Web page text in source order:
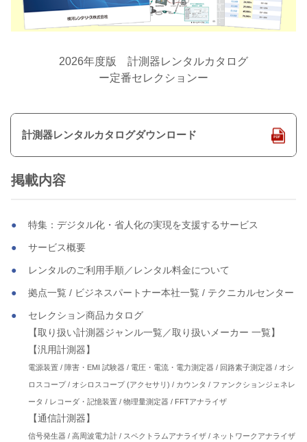
2026年度版 計測器レンタルカタログ
ー定番セレクションー
計測器レンタルカタログダウンロード
掲載内容
特集：デジタル化・省人化の実現を支援するサービス
サービス概要
レンタルのご利用手順／レンタル料金について
拠点一覧 / ビジネスパートナー本社一覧 / テクニカルセンター
セレクション商品カタログ
【取り扱い計測器ジャンル一覧／取り扱いメーカー 一覧】
【汎用計測器】
電源装置 / 障害・EMI 試験器 / 電圧・電流・電力測定器 / 回路素子測定器 / オシ
ロスコープ / オシロスコープ (アクセサリ) / カウンタ / ファンクションジェネレ
ータ / レコーダ・記憶装置 / 物理量測定器 / FFTアナライザ
【通信計測器】
信号発生器 / 高周波電力計 / スペクトラムアナライザ / ネットワークアナライザ